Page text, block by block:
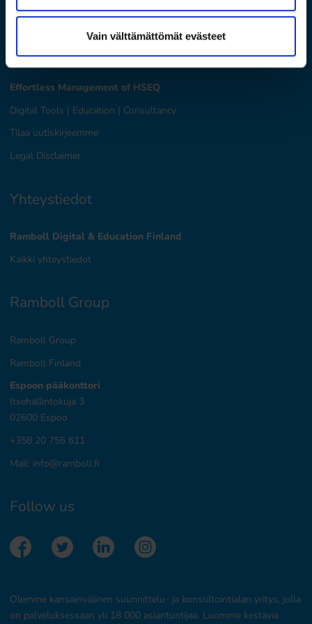
Vain välttämättömät evästeet
Ramboll Digital & Education
Effortless Management of HSEQ
Digital Tools | Education | Consultancy
Tilaa uutiskirjeemme
Legal Disclaimer
Yhteystiedot
Ramboll Digital & Education Finland
Kaikki yhteystiedot
Ramboll Group
Ramboll Group
Ramboll Finland
Espoon pääkonttori
Itsehallintokuja 3
02600 Espoo
+358 20 755 611
Mail: info@ramboll.fi
Follow us
Olemme kansainvälinen suunnittelu- ja konsultointialan yritys, jolla
on palveluksessaan yli 18 000 asiantuntijaa. Luomme kestäviä